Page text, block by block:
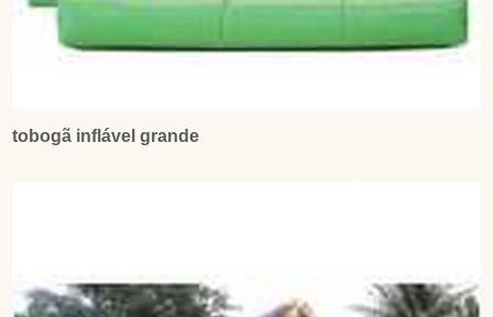
tobogã inflável grande